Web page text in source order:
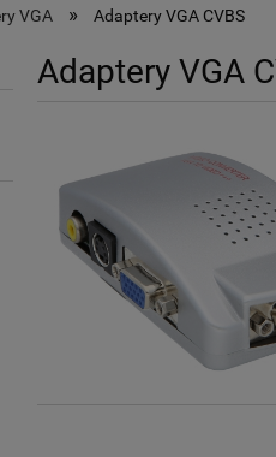
Akcesoria RTV
VGA » Adaptery VGA CVBS
Adaptery VGA